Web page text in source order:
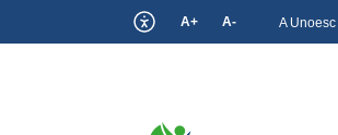
A+ A- A Unoesc